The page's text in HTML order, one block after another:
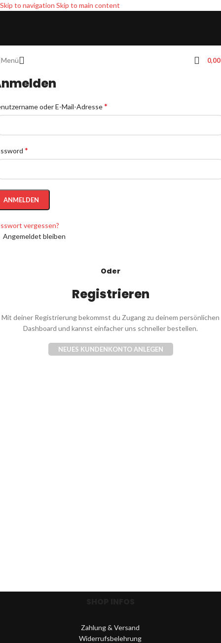
Skip to navigation Skip to main content
Menü
oder E-Mail-Adresse*
*
ANMELDEN
vergessen?
Angemeldet bleiben
Oder
Registrieren
Mit deiner Registrierung bekommst du Zugang zu deinem persönlichen
Dashboard und kannst einfacher uns schneller bestellen.
NEUES KUNDENKONTO ANLEGEN
Zahlung & Versand
Widerrufsbelehrung